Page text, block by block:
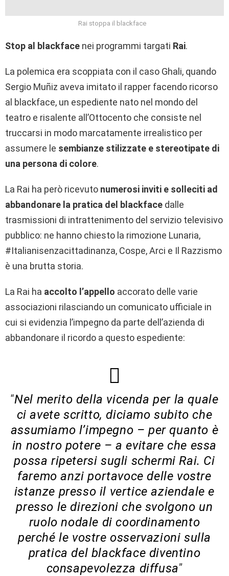
Rai stoppa il blackface
Stop al blackface nei programmi targati Rai.
La polemica era scoppiata con il caso Ghali, quando
Sergio Muñiz aveva imitato il rapper facendo ricorso
al blackface, un espediente nato nel mondo del
teatro e risalente all’Ottocento che consiste nel
truccarsi in modo marcatamente irrealistico per
assumere le sembianze stilizzate e stereotipate di
una persona di colore.
La Rai ha però ricevuto numerosi inviti e solleciti ad
abbandonare la pratica del blackface dalle
trasmissioni di intrattenimento del servizio televisivo
pubblico: ne hanno chiesto la rimozione Lunaria,
#Italianisenzacittadinanza, Cospe, Arci e Il Razzismo
è una brutta storia.
La Rai ha accolto l’appello accorato delle varie
associazioni rilasciando un comunicato ufficiale in
cui si evidenzia l’impegno da parte dell’azienda di
abbandonare il ricordo a questo espediente:
“Nel merito della vicenda per la quale
ci avete scritto, diciamo subito che
assumiamo l’impegno – per quanto è
in nostro potere – a evitare che essa
possa ripetersi sugli schermi Rai. Ci
faremo anzi portavoce delle vostre
istanze presso il vertice aziendale e
presso le direzioni che svolgono un
ruolo nodale di coordinamento
perché le vostre osservazioni sulla
pratica del blackface diventino
consapevolezza diffusa”